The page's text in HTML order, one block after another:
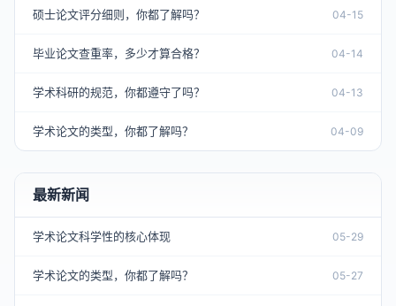
硕士论文评分细则，你都了解吗？ 04-15
毕业论文查重率，多少才算合格？ 04-14
学术科研的规范，你都遵守了吗？ 04-13
学术论文的类型，你都了解吗？ 04-09
最新新闻
学术论文科学性的核心体现 05-29
学术论文的类型，你都了解吗？ 05-27